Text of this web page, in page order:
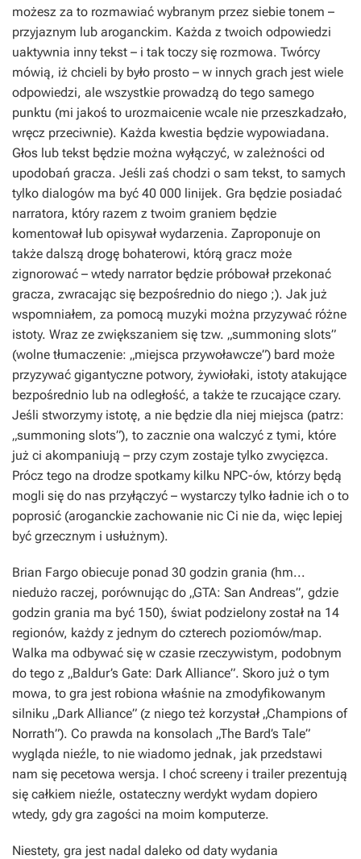
możesz za to rozmawiać wybranym przez siebie tonem –
przyjaznym lub aroganckim. Każda z twoich odpowiedzi
uaktywnia inny tekst – i tak toczy się rozmowa. Twórcy
mówią, iż chcieli by było prosto – w innych grach jest wiele
odpowiedzi, ale wszystkie prowadzą do tego samego
punktu (mi jakoś to urozmaicenie wcale nie przeszkadzało,
wręcz przeciwnie). Każda kwestia będzie wypowiadana.
Głos lub tekst będzie można wyłączyć, w zależności od
upodobań gracza. Jeśli zaś chodzi o sam tekst, to samych
tylko dialogów ma być 40 000 linijek. Gra będzie posiadać
narratora, który razem z twoim graniem będzie
komentował lub opisywał wydarzenia. Zaproponuje on
także dalszą drogę bohaterowi, którą gracz może
zignorować – wtedy narrator będzie próbował przekonać
gracza, zwracając się bezpośrednio do niego ;). Jak już
wspomniałem, za pomocą muzyki można przyzywać różne
istoty. Wraz ze zwiększaniem się tzw. „summoning slots”
(wolne tłumaczenie: „miejsca przywoławcze”) bard może
przyzywać gigantyczne potwory, żywiołaki, istoty atakujące
bezpośrednio lub na odległość, a także te rzucające czary.
Jeśli stworzymy istotę, a nie będzie dla niej miejsca (patrz:
„summoning slots”), to zacznie ona walczyć z tymi, które
już ci akompaniują – przy czym zostaje tylko zwycięzca.
Prócz tego na drodze spotkamy kilku NPC-ów, którzy będą
mogli się do nas przyłączyć – wystarczy tylko ładnie ich o to
poprosić (aroganckie zachowanie nic Ci nie da, więc lepiej
być grzecznym i usłużnym).
Brian Fargo obiecuje ponad 30 godzin grania (hm...
niedużo raczej, porównując do „GTA: San Andreas”, gdzie
godzin grania ma być 150), świat podzielony został na 14
regionów, każdy z jednym do czterech poziomów/map.
Walka ma odbywać się w czasie rzeczywistym, podobnym
do tego z „Baldur’s Gate: Dark Alliance”. Skoro już o tym
mowa, to gra jest robiona właśnie na zmodyfikowanym
silniku „Dark Alliance” (z niego też korzystał „Champions of
Norrath”). Co prawda na konsolach „The Bard’s Tale”
wygląda nieźle, to nie wiadomo jednak, jak przedstawi
nam się pecetowa wersja. I choć screeny i trailer prezentują
się całkiem nieźle, ostateczny werdykt wydam dopiero
wtedy, gdy gra zagości na moim komputerze.
Niestety, gra jest nadal daleko od daty wydania